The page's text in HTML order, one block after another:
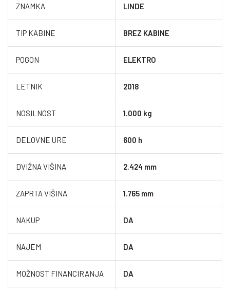
ZNAMKA LINDE
TIP KABINE BREZ KABINE
POGON ELEKTRO
LETNIK 2018
NOSILNOST 1.000 kg
DELOVNE URE 600 h
DVIŽNA VIŠINA 2.424 mm
ZAPRTA VIŠINA 1.765 mm
NAKUP DA
NAJEM DA
MOŽNOST FINANCIRANJA DA